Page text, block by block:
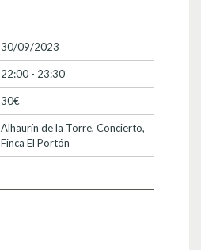
30/09/2023
22:00 - 23:30
30€
Alhaurín de la Torre, Concierto,
Finca El Portón